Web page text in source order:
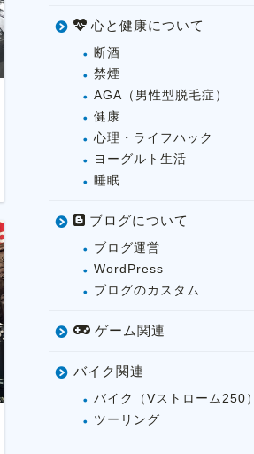
心と健康について
断酒
禁煙
AGA（男性型脱毛症）
健康
心理・ライフハック
ヨーグルト生活
睡眠
ブログについて
ブログ運営
WordPress
ブログのカスタム
ゲーム関連
バイク関連
バイク（Vストローム250）
ツーリング